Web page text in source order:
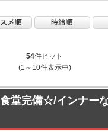
54件ヒット
(1～10件表示中)
食堂完備☆/インナー